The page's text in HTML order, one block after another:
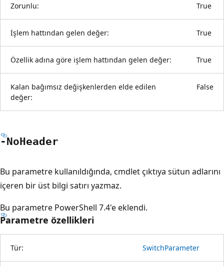
Zorunlu: True
İşlem hattından gelen değer: True
Özellik adına göre işlem hattından gelen değer: True
Kalan bağımsız değişkenlerden elde edilen
değer:
False
-NoHeader
Bu parametre kullanıldığında, cmdlet çıktıya sütun adlarını
içeren bir üst bilgi satırı yazmaz.
Bu parametre PowerShell 7.4'e eklendi.
Parametre özellikleri
Tür: SwitchParameter